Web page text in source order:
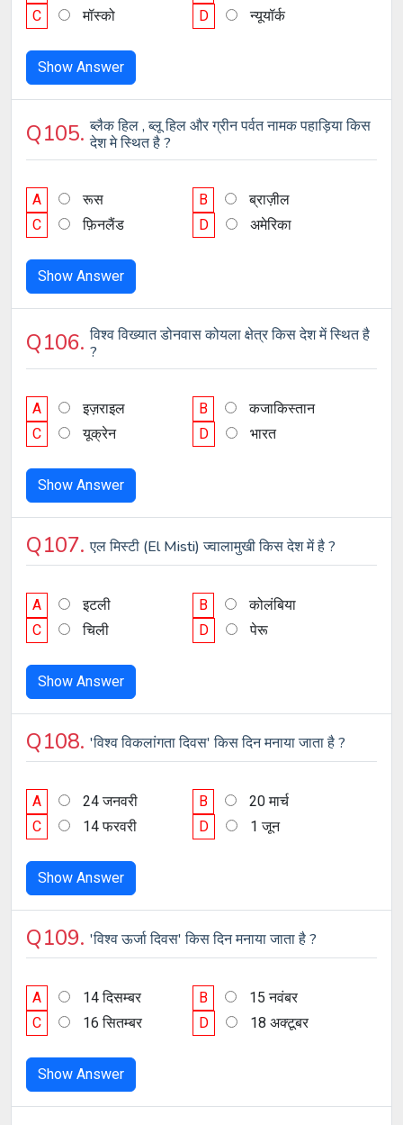
C
मॉस्को D न्यूयॉर्क
Show Answer
Q105.ब्लैक हिल , ब्लू हिल और ग्रीन पर्वत नामक पहाड़िया किस
देश मे स्थित है ?
A रूस B
ब्राज़ील
C
फ़िनलैंड D अमेरिका
Show Answer
Q106. विश्व विख्यात डोनवास कोयला क्षेत्र किस देश में स्थित है
?
A इज़राइल B
कजाकिस्तान
C
यूक्रेन D भारत
Show Answer
Q107.एल मिस्टी (El Misti) ज्वालामुखी किस देश में है ?
A इटली B
कोलंबिया
C
चिली D पेरू
Show Answer
Q108. 'विश्व विकलांगता दिवस' किस दिन मनाया जाता है ?
A 24 जनवरी B
20 मार्च
C
14 फरवरी D 1 जून
Show Answer
Q109. 'विश्व ऊर्जा दिवस' किस दिन मनाया जाता है ?
A 14 दिसम्बर B
15 नवंबर
C
16 सितम्बर D 18 अक्टूबर
Show Answer